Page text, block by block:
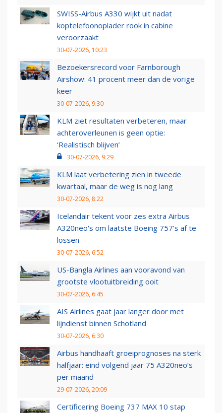
SWISS-Airbus A330 wijkt uit nadat
koptelefoonoplader rook in cabine
veroorzaakt
30-07-2026, 10:23
Bezoekersrecord voor Farnborough
Airshow: 41 procent meer dan de vorige
keer
30-07-2026, 9:30
KLM ziet resultaten verbeteren, maar
achteroverleunen is geen optie:
‘Realistisch blijven’
30-07-2026, 9:29
KLM laat verbetering zien in tweede
kwartaal, maar de weg is nog lang
30-07-2026, 8:22
Icelandair tekent voor zes extra Airbus
A320neo's om laatste Boeing 757's af te
lossen
30-07-2026, 6:52
US-Bangla Airlines aan vooravond van
grootste vlootuitbreiding ooit
30-07-2026, 6:45
AIS Airlines gaat jaar langer door met
lijndienst binnen Schotland
30-07-2026, 6:30
Airbus handhaaft groeiprognoses na sterk
halfjaar: eind volgend jaar 75 A320neo’s
per maand
29-07-2026, 20:09
Certificering Boeing 737 MAX 10 stap